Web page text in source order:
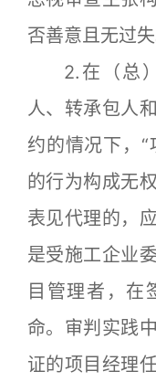
否善意且无过失
2.在（总）
人、转承包人
约的情况下，“
的行为构成无
表见代理的，
是受施工企业
目管理者，在
命。审判实践
证的项目经理